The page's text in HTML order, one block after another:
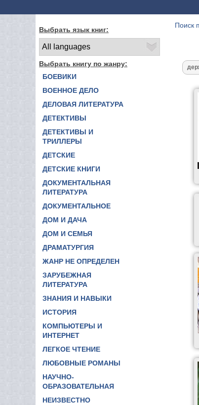
Выбрать язык книг:
Выбрать книгу по жанру:
БОЕВИКИ
ВОЕННОЕ ДЕЛО
ДЕЛОВАЯ ЛИТЕРАТУРА
ДЕТЕКТИВЫ
ДЕТЕКТИВЫ И
ТРИЛЛЕРЫ
ДЕТСКИЕ
ДЕТСКИЕ КНИГИ
ДОКУМЕНТАЛЬНАЯ
ЛИТЕРАТУРА
ДОКУМЕНТАЛЬНОЕ
ДОМ И ДАЧА
ДОМ И СЕМЬЯ
ДРАМАТУРГИЯ
ЖАНР НЕ ОПРЕДЕЛЕН
ЗАРУБЕЖНАЯ
ЛИТЕРАТУРА
ЗНАНИЯ И НАВЫКИ
ИСТОРИЯ
КОМПЬЮТЕРЫ И
ИНТЕРНЕТ
ЛЕГКОЕ ЧТЕНИЕ
ЛЮБОВНЫЕ РОМАНЫ
НАУЧНО-
ОБРАЗОВАТЕЛЬНАЯ
НЕИЗВЕСТНО
Поиск